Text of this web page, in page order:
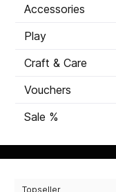
Accessories
Play
Craft & Care
Vouchers
Sale %